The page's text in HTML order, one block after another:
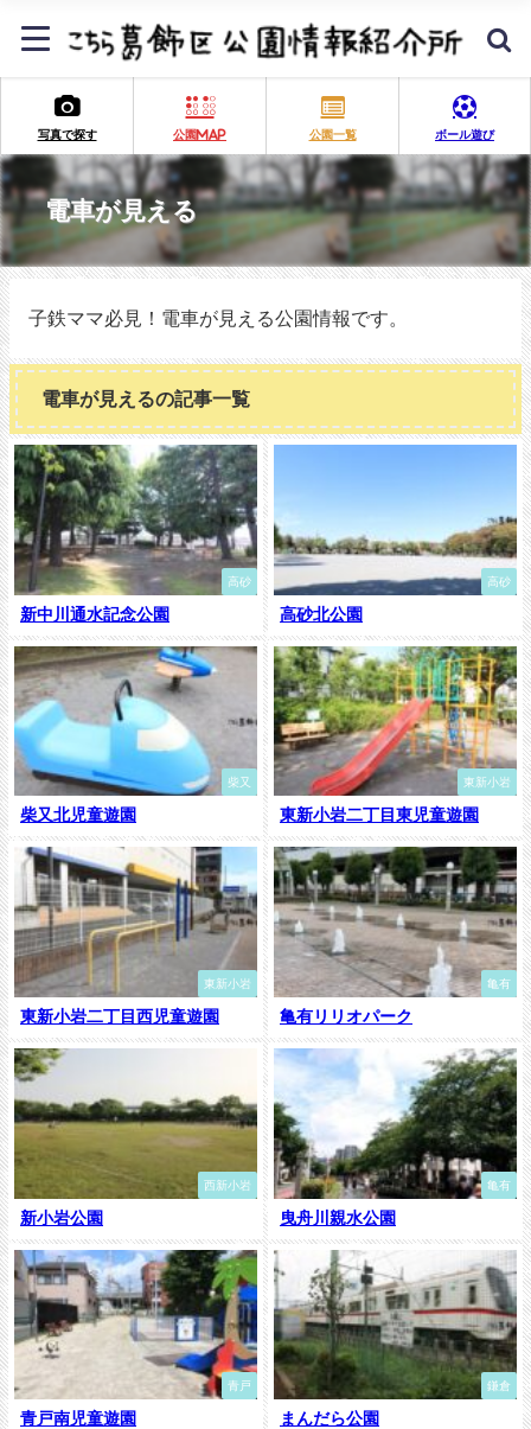
写真で探す 公園MAP 公園一覧 ボール遊び
電車が見える
子鉄ママ必見！電車が見える公園情報です。
電車が見えるの記事一覧
高砂
新中川通水記念公園
高砂
高砂北公園
柴又
柴又北児童遊園
東新小岩
東新小岩二丁目東児童遊園
東新小岩
東新小岩二丁目西児童遊園
亀有
亀有リリオパーク
西新小岩
新小岩公園
亀有
曳舟川親水公園
青戸
青戸南児童遊園
鎌倉
まんだら公園